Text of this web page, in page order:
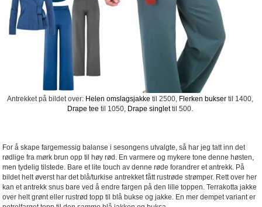
Antrekket på bildet over: Helen omslagsjakke til 2500, Flerken bukser til 1400,
Drape tee til 1050, Drape singlettil 500.
For å skape fargemessig balanse i sesongens utvalgte, så har jeg tatt inn det
rødlige fra mørk brun opp til høy rød. En varmere og mykere tone denne høsten,
men tydelig tilstede. Bare et lite touch av denne røde forandrer et antrekk. På
bildet helt øverst har det blå/turkise antrekket fått rustrøde strømper. Rett over her
kan et antrekk snus bare ved å endre fargen på den lille toppen. Terrakotta jakke
over helt grønt eller rustrød topp til blå bukse og jakke. En mer dempet variant er